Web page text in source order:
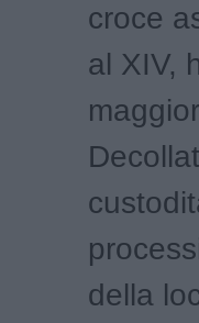
croce
al XIV,
della